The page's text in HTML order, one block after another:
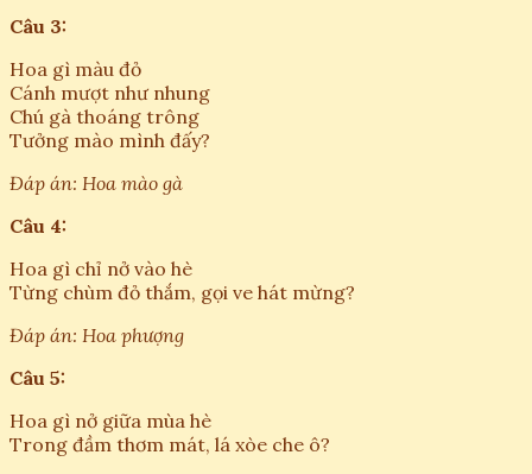
Câu 3:
Hoa gì màu đỏ
Cánh mượt như nhung
Chú gà thoáng trông
Tưởng mào mình đấy?
Đáp án: Hoa mào gà
Câu 4:
Hoa gì chỉ nở vào hè
Từng chùm đỏ thắm, gọi ve hát mừng?
Đáp án: Hoa phượng
Câu 5:
Hoa gì nở giữa mùa hè
Trong đầm thơm mát, lá xòe che ô?